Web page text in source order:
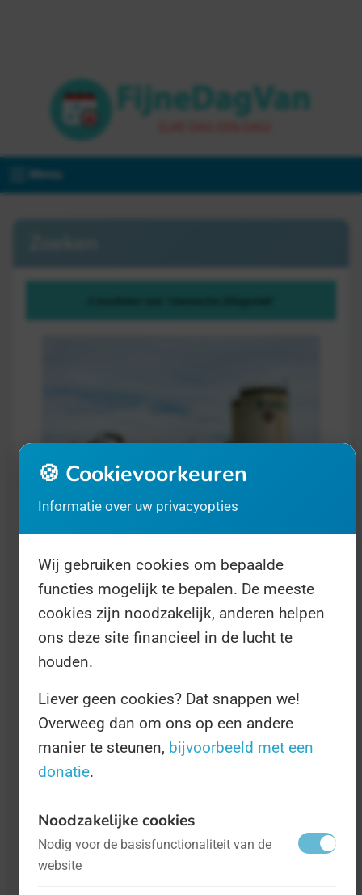
Menu
Dag van de Chemische Logistiek- op 28
september
Economie
Met de huidige klimaatproblemen
rondom stikstofuitstoot en een rap
verzengende aarde is de chemische
industrie nou niet bepaald een populaire
sector. Maar tegelijkertijd is dit 'één van
de belangrijkste sectoren van onze
economie', schrijft de
de export en het belang voor de gehele
Nederlandse industrie in het algemeen.
🍪 Cookievoorkeuren
Informatie over uw privacyopties
Wij gebruiken cookies om bepaalde
functies mogelijk te bepalen. De meeste
cookies zijn noodzakelijk, anderen helpen
ons deze site financieel in de lucht te
houden.
Liever geen cookies? Dat snappen we!
Overweeg dan om ons op een andere
manier te steunen, bijvoorbeeld met een
donatie.
Noodzakelijke cookies
Nodig voor de basisfunctionaliteit van de
website